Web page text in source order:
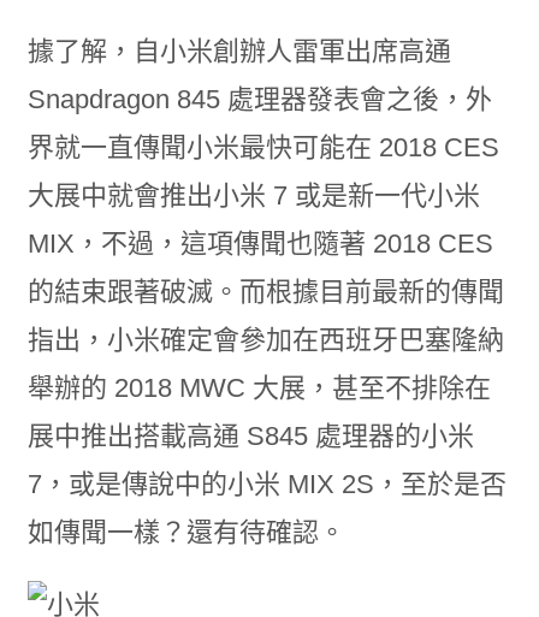
據了解，自小米創辦人雷軍出席高通
Snapdragon 845 處理器發表會之後，外
界就一直傳聞小米最快可能在 2018 CES
大展中就會推出小米 7 或是新一代小米
MIX，不過，這項傳聞也隨著 2018 CES
的結束跟著破滅。而根據目前最新的傳聞
指出，小米確定會參加在西班牙巴塞隆納
舉辦的 2018 MWC 大展，甚至不排除在
展中推出搭載高通 S845 處理器的小米
7，或是傳說中的小米 MIX 2S，至於是否
如傳聞一樣？還有待確認。